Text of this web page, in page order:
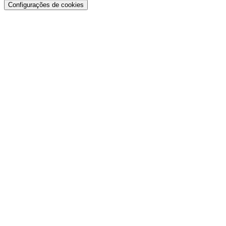
Configurações de cookies